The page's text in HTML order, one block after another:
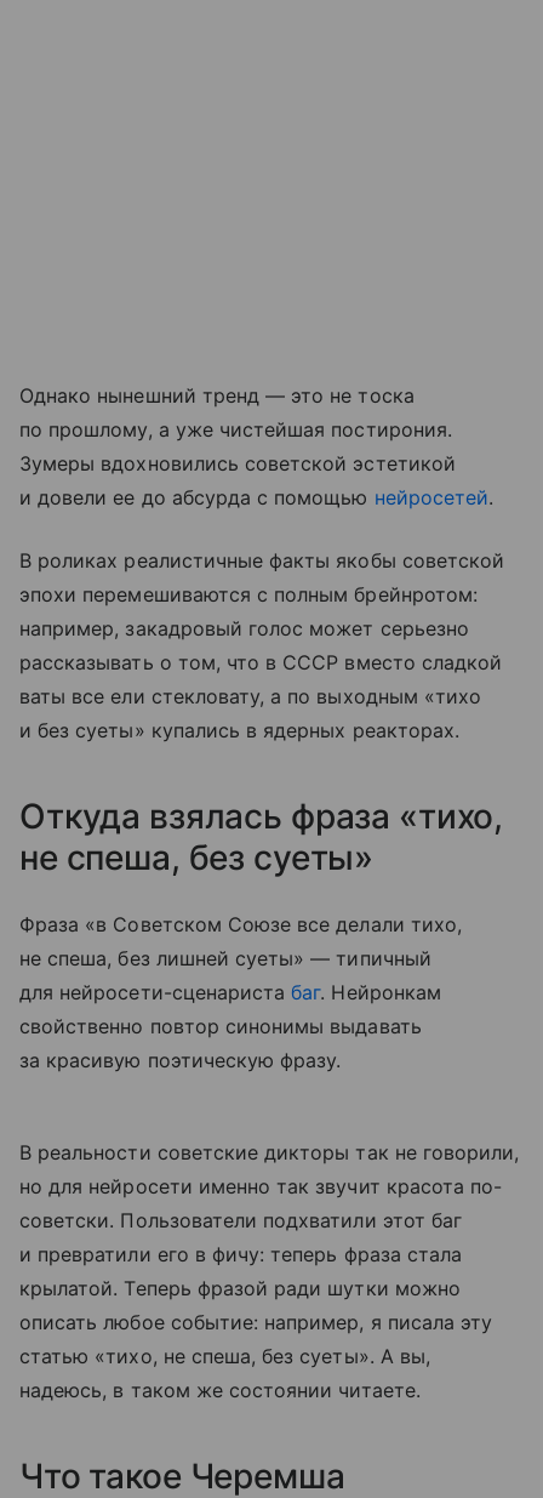
Однако нынешний тренд — это не тоска
по прошлому, а уже чистейшая постирония.
Зумеры вдохновились советской эстетикой
и довели ее до абсурда с помощью нейросетей.
В роликах реалистичные факты якобы советской
эпохи перемешиваются с полным брейнротом:
например, закадровый голос может серьезно
рассказывать о том, что в СССР вместо сладкой
ваты все ели стекловату, а по выходным «тихо
и без суеты» купались в ядерных реакторах.
Откуда взялась фраза «тихо,
не спеша, без суеты»
Фраза «в Советском Союзе все делали тихо,
не спеша, без лишней суеты» — типичный
для нейросети-сценаристабаг. Нейронкам
свойственно повтор синонимы выдавать
за красивую поэтическую фразу.
В реальности советские дикторы так не говорили,
но для нейросети именно так звучит красота по-
советски. Пользователи подхватили этот баг
и превратили его в фичу: теперь фраза стала
крылатой. Теперь фразой ради шутки можно
описать любое событие: например, я писала эту
статью «тихо, не спеша, без суеты». А вы,
надеюсь, в таком же состоянии читаете.
Что такое Черемша